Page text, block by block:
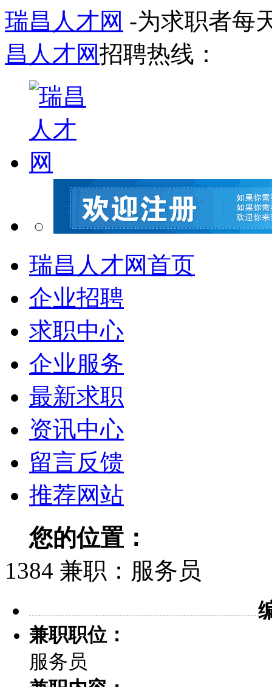
瑞昌人才网 -为求职者每
昌人才网招聘热线：
瑞昌人才网首页
企业招聘
求职中心
企业服务
最新求职
资讯中心
留言反馈
推荐网站
您的位置：
1384 兼职：服务员
兼职职位：
服务员